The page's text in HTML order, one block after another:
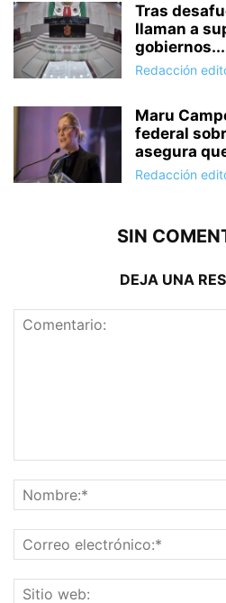
Tras
llaman a
gobiernos...
Redacción
Maru
federal
asegura
Redacción
SIN
DEJA UNA